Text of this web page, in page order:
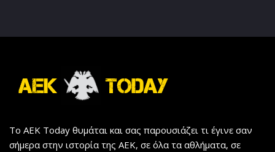
Το AEK Today θυμάται και σας παρουσιάζει τι έγινε σαν
σήμερα στην ιστορία της ΑΕΚ, σε όλα τα αθλήματα, σε